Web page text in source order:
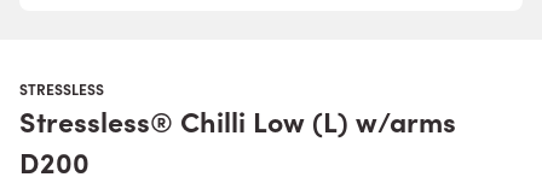
STRESSLESS
Stressless® Chilli Low (L) w/arms
D200